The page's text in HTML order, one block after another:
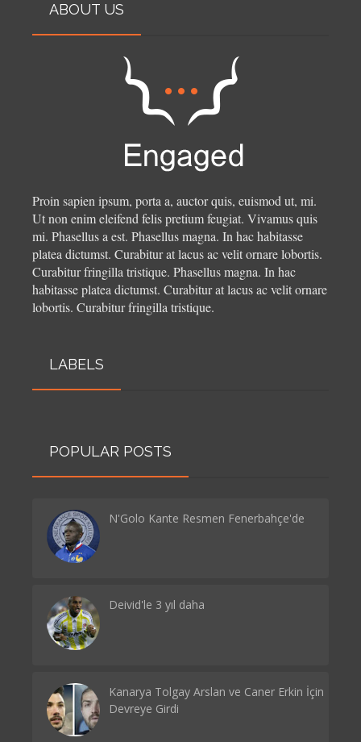
ABOUT US
Proin sapien ipsum, porta a, auctor quis, euismod ut, mi.
Ut non enim eleifend felis pretium feugiat. Vivamus quis
mi. Phasellus a est. Phasellus magna. In hac habitasse
platea dictumst. Curabitur at lacus ac velit ornare lobortis.
Curabitur fringilla tristique. Phasellus magna. In hac
habitasse platea dictumst. Curabitur at lacus ac velit ornare
lobortis. Curabitur fringilla tristique.
LABELS
POPULAR POSTS
N'Golo Kante Resmen Fenerbahçe'de
Deivid'le 3 yıl daha
Kanarya Tolgay Arslan ve Caner Erkin İçin
Devreye Girdi